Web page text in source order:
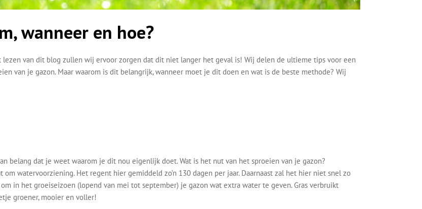
wanneer en hoe?
lezen van dit blog zullen wij ervoor zorgen dat dit niet langer het geval is! Wij delen de ultieme tips voor een
van je gazon. Maar waarom is dit belangrijk, wanneer moet je dit doen en wat is de beste methode? Wij
belang dat je weet waarom je dit nou eigenlijk doet. Wat is het nut van het sproeien van je gazon?
watervoorziening. Het regent hier gemiddeld zo’n 130 dagen per jaar. Daarnaast zal het hier niet snel zo
in het groeiseizoen (lopend van mei tot september) je gazon wat extra water te geven. Gras verbruikt
groener, mooier en voller!